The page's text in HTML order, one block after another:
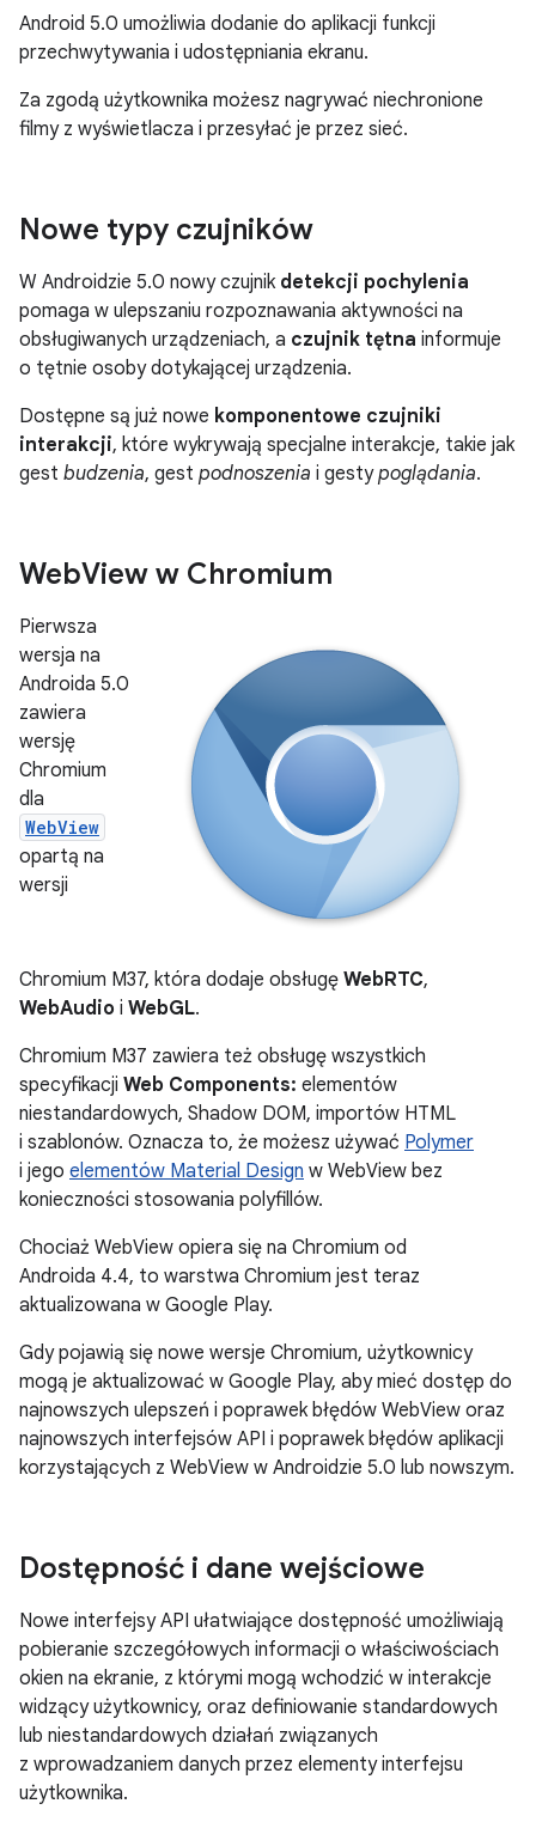
Android 5.0 umożliwia dodanie do aplikacji funkcji
przechwytywania i udostępniania ekranu.
Za zgodą użytkownika możesz nagrywać niechronione
filmy z wyświetlacza i przesyłać je przez sieć.
Nowe typy czujników
W Androidzie 5.0 nowy czujnik detekcji pochylenia
pomaga w ulepszaniu rozpoznawania aktywności na
obsługiwanych urządzeniach, a czujnik tętna informuje
o tętnie osoby dotykającej urządzenia.
Dostępne są już nowe komponentowe czujniki
interakcji, które wykrywają specjalne interakcje, takie jak
gest budzenia, gest podnoszenia i gestypoglądania.
WebView w Chromium
Pierwsza
wersja na
Androida 5.0
zawiera
wersję
Chromium
dla
WebView
opartą na
wersji
Chromium M37, która dodaje obsługę WebRTC,
WebAudio i WebGL.
Chromium M37 zawiera też obsługę wszystkich
specyfikacji Web Components: elementów
niestandardowych, Shadow DOM, importów HTML
i szablonów. Oznacza to, że możesz używać Polymer
i jego elementów Material Design w WebView bez
konieczności stosowania polyfillów.
Chociaż WebView opiera się na Chromium od
Androida 4.4, to warstwa Chromium jest teraz
aktualizowana w Google Play.
Gdy pojawią się nowe wersje Chromium, użytkownicy
mogą je aktualizować w Google Play, aby mieć dostęp do
najnowszych ulepszeń i poprawek błędów WebView oraz
najnowszych interfejsów API i poprawek błędów aplikacji
korzystających z WebView w Androidzie 5.0 lub nowszym.
Dostępność i dane wejściowe
Nowe interfejsy API ułatwiające dostępność umożliwiają
pobieranie szczegółowych informacji o właściwościach
okien na ekranie, z którymi mogą wchodzić w interakcje
widzący użytkownicy, oraz definiowanie standardowych
lub niestandardowych działań związanych
z wprowadzaniem danych przez elementy interfejsu
użytkownika.